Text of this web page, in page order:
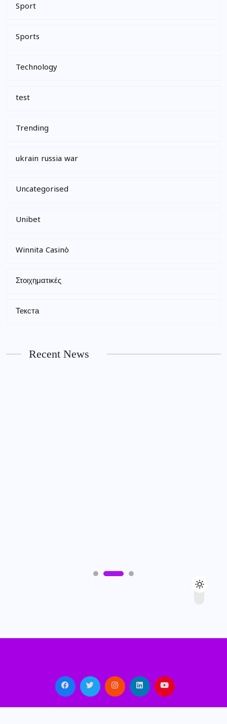
Sport
Sports
Technology
test
Trending
ukrain russia war
Uncategorised
Unibet
Winnita Casinò
Στοιχηματικές
Текста
Recent News